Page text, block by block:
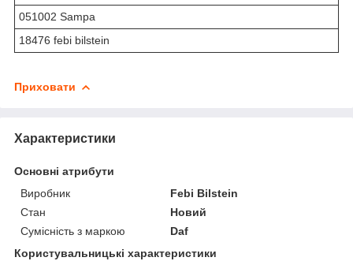
051002 Sampa
18476 febi bilstein
Приховати
Характеристики
Основні атрибути
Виробник
Febi Bilstein
Стан
Новий
Сумісність з маркою
Daf
Користувальницькі характеристики